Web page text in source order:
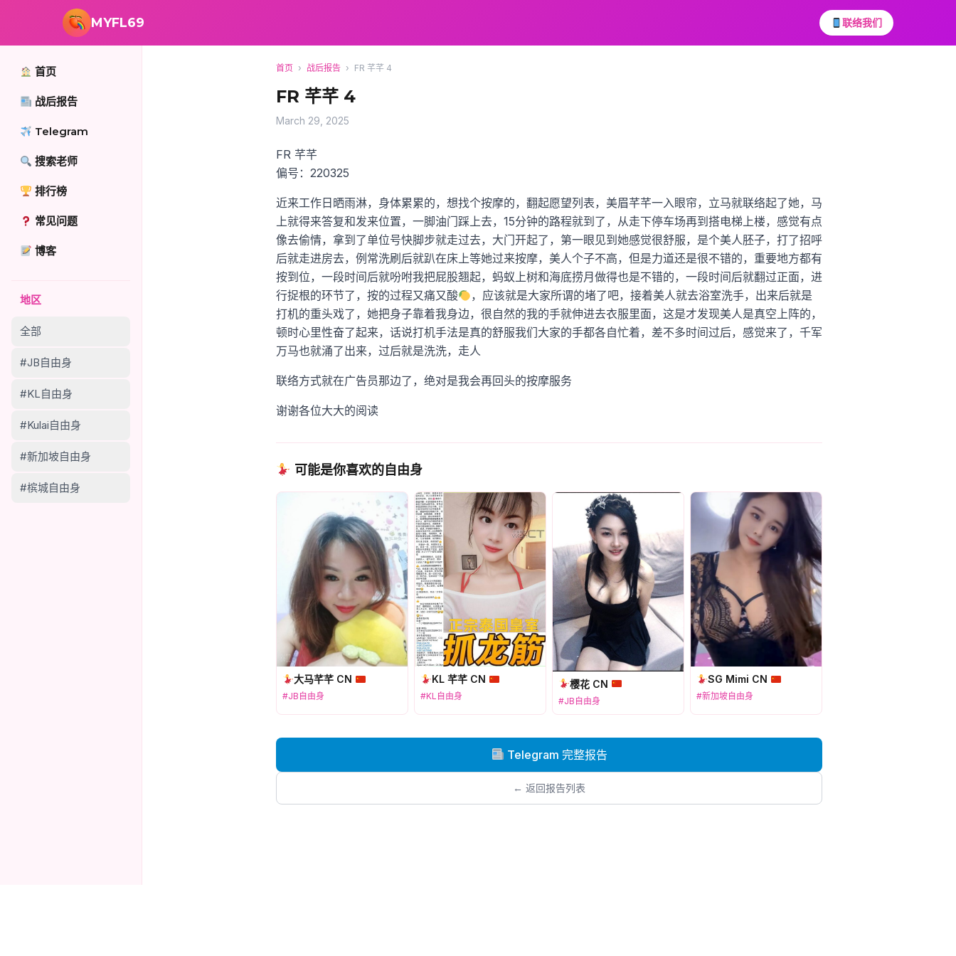
跳转到主要内容
MYFL69 联络我们
首页
战后报告
Telegram
搜索老师
排行榜
常见问题
博客
地区
全部
#JB自由身
#KL自由身
#Kulai自由身
#新加坡自由身
#槟城自由身
首页 › 战后报告 › FR 芊芊 4
FR 芊芊 4
March 29, 2025
FR 芊芊
偏号：220325
近来工作日晒雨淋，身体累累的，想找个按摩的，翻起愿望列表，美眉芊芊一入眼帘，立马就联络起了她，马
上就得来答复和发来位置，一脚油门踩上去，15分钟的路程就到了，从走下停车场再到搭电梯上楼，感觉有点
像去偷情，拿到了单位号快脚步就走过去，大门开起了，第一眼见到她感觉很舒服，是个美人胚子，打了招呼
后就走进房去，例常洗刷后就趴在床上等她过来按摩，美人个子不高，但是力道还是很不错的，重要地方都有
按到位，一段时间后就吩咐我把屁股翘起，蚂蚁上树和海底捞月做得也是不错的，一段时间后就翻过正面，进
行捉根的环节了，按的过程又痛又酸
，应该就是大家所谓的堵了吧，接着美人就去浴室洗手，出来后就是
打机的重头戏了，她把身子靠着我身边，很自然的我的手就伸进去衣服里面，这是才发现美人是真空上阵的，
顿时心里性奋了起来，话说打机手法是真的舒服我们大家的手都各自忙着，差不多时间过后，感觉来了，千军
万马也就涌了出来，过后就是洗洗，走人
联络方式就在广告员那边了，绝对是我会再回头的按摩服务
谢谢各位大大的阅读
可能是你喜欢的自由身
大马芊芊 CN
#JB自由身
KL 芊芊 CN
#KL自由身
樱花 CN
#JB自由身
SG Mimi CN
#新加坡自由身
Telegram 完整报告
← 返回报告列表